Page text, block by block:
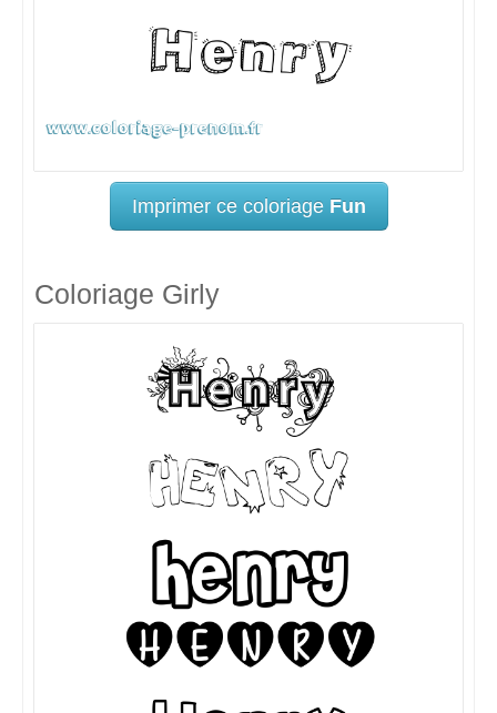
Imprimer ce coloriage Fun
Coloriage Girly